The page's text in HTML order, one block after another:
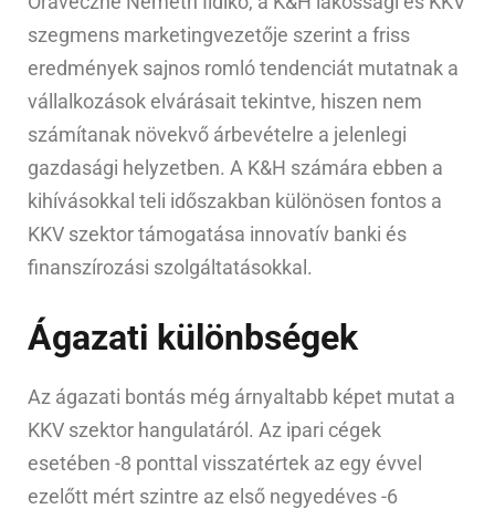
szegmens marketingvezetője szerint a friss
eredmények sajnos romló tendenciát mutatnak a
vállalkozások elvárásait tekintve, hiszen nem
számítanak növekvő árbevételre a jelenlegi
gazdasági helyzetben. A K&H számára ebben a
kihívásokkal teli időszakban különösen fontos a
KKV szektor támogatása innovatív banki és
finanszírozási szolgáltatásokkal.
Ágazati különbségek
Az ágazati bontás még árnyaltabb képet mutat a
KKV szektor hangulatáról. Az ipari cégek
esetében -8 ponttal visszatértek az egy évvel
ezelőtt mért szintre az első negyedéves -6